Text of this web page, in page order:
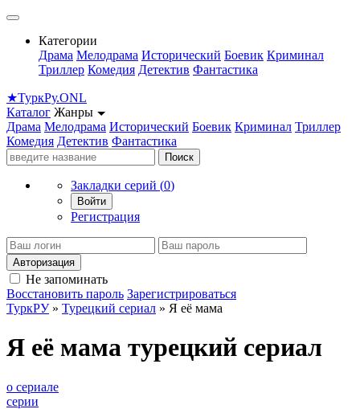
Категории
Драма Мелодрама Исторический Боевик Криминал
Триллер Комедия Детектив Фантастика
★ТуркРу.ONL
Каталог Жанры
Драма Мелодрама Исторический Боевик Криминал Триллер
Комедия Детектив Фантастика
Поиск
Закладки серий (0)
Войти
Регистрация
Авторизация
Не запоминать
Восстановить пароль Зарегистрироваться
ТуркРУ» Турецкий сериал » Я её мама
Я её мама турецкий сериал
о сериале
серии